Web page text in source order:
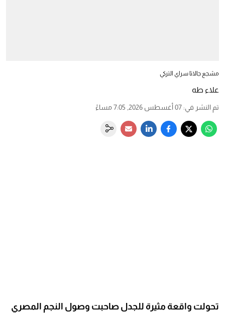
مشجع جالاتا سراي التركي
علاء طه
تم النشر في: 07 أغسطس 2026, 7:05 مساءً
تحولت واقعة مثيرة للجدل صاحبت وصول النجم المصري